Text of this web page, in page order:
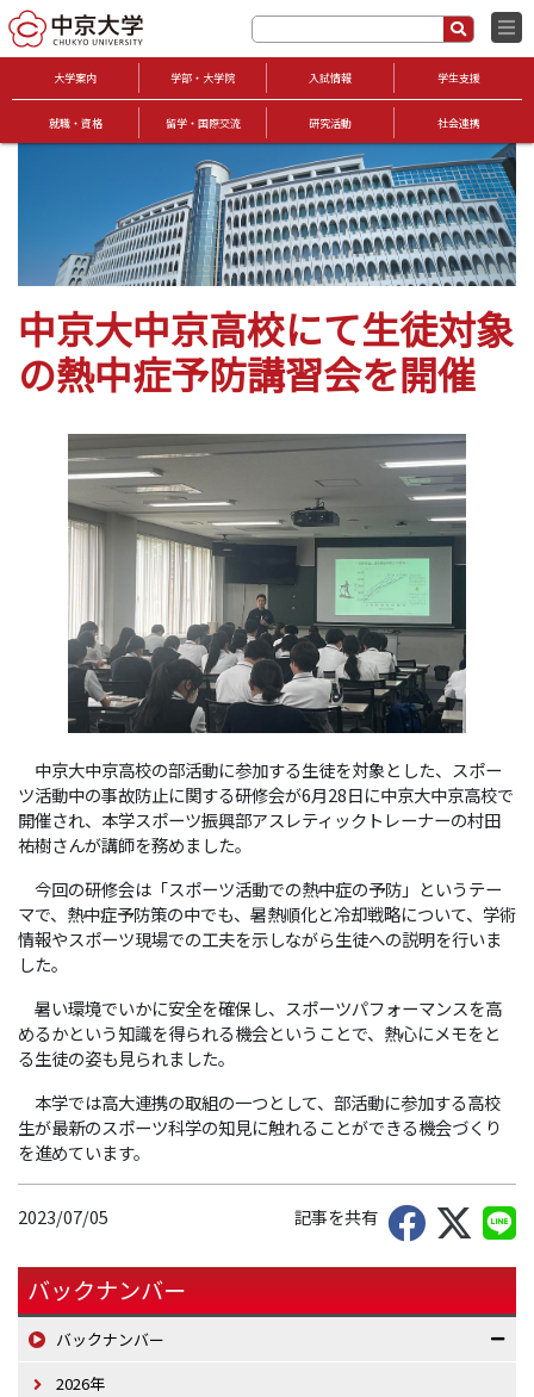
大学案内 学部・大学院 入試情報 学生支援
就職・資格 留学・国際交流 研究活動 社会連携
中京大中京高校にて生徒対象
の熱中症予防講習会を開催
中京大中京高校の部活動に参加する生徒を対象とした、スポー
ツ活動中の事故防止に関する研修会が6月28日に中京大中京高校で
開催され、本学スポーツ振興部アスレティックトレーナーの村田
祐樹さんが講師を務めました。
今回の研修会は「スポーツ活動での熱中症の予防」というテー
マで、熱中症予防策の中でも、暑熱順化と冷却戦略について、学術
情報やスポーツ現場での工夫を示しながら生徒への説明を行いま
した。
暑い環境でいかに安全を確保し、スポーツパフォーマンスを高
めるかという知識を得られる機会ということで、熱心にメモをと
る生徒の姿も見られました。
本学では高大連携の取組の一つとして、部活動に参加する高校
生が最新のスポーツ科学の知見に触れることができる機会づくり
を進めています。
2023/07/05 記事を共有
バックナンバー
バックナンバー
2026年